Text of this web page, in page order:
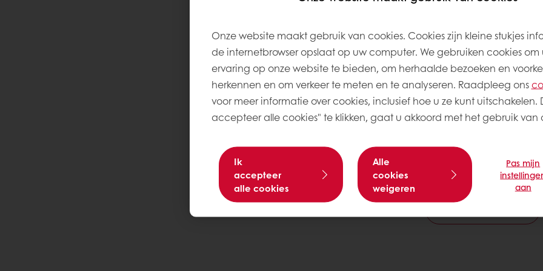
Meergranen MZ Zak
Verpakking:Zak 25 kg
Houdbaarheid:365
Meer informatie nodig?
Onze website maakt gebruik van cookies. Cookies zijn kleine stukjes
de internetbrowser opslaat op uw computer. We gebruiken cookies om
ervaring op onze website te bieden, om herhaalde bezoeken en
herkennen en om verkeer te meten en te analyseren. Raadpleeg ons
voor meer informatie over cookies, inclusief hoe u ze kunt uitschakelen.
accepteer alle cookies" te klikken, gaat u akkoord met het gebruik van
Ik
accepteer
alle cookies
Alle
cookies
weigeren
Pas mijn
aan